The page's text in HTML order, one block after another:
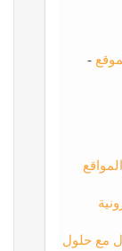
-
مع حلول